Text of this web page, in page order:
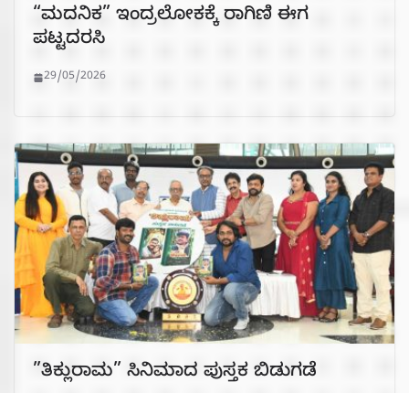
“ಮದನಿಕ” ಇಂದ್ರಲೋಕಕ್ಕೆ ರಾಗಿಣಿ ಈಗ
ಪಟ್ಟದರಸಿ
29/05/2026
”ತಿಕ್ಲುರಾಮ” ಸಿನಿಮಾದ ಪುಸ್ತಕ ಬಿಡುಗಡೆ